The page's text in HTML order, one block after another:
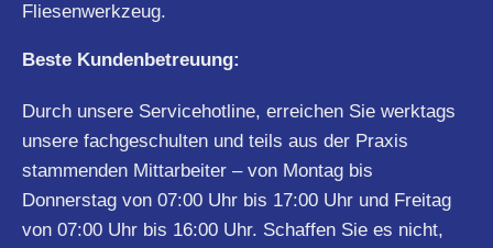
Fliesenwerkzeug.
Beste Kundenbetreuung:
Durch unsere Servicehotline, erreichen Sie werktags
unsere fachgeschulten und teils aus der Praxis
stammenden Mittarbeiter – von Montag bis
Donnerstag von 07:00 Uhr bis 17:00 Uhr und Freitag
von 07:00 Uhr bis 16:00 Uhr. Schaffen Sie es nicht,